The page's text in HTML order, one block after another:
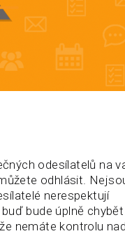
odesílatelů na
odhlásit.
nerespektují
bude úplně chybět
nemáte kontrolu nad